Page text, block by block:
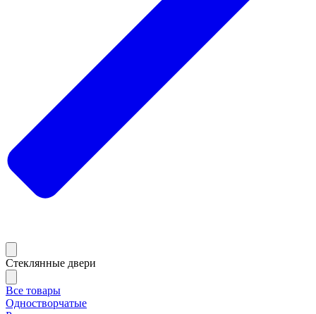
Стеклянные двери
Все товары
Одностворчатые